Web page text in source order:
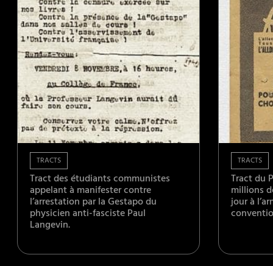
TRACTS
Tract des étudiants communistes
appelant à manifester contre
l’arrestation par la Gestapo du
physicien anti-fasciste Paul
Langevin.
TRACTS
Tract du
millions
jour à